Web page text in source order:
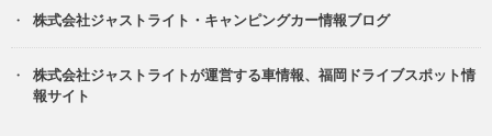
株式会社ジャストライト・キャンピングカー情報ブログ
株式会社ジャストライトが運営する車情報、福岡ドライブスポット情
報サイト